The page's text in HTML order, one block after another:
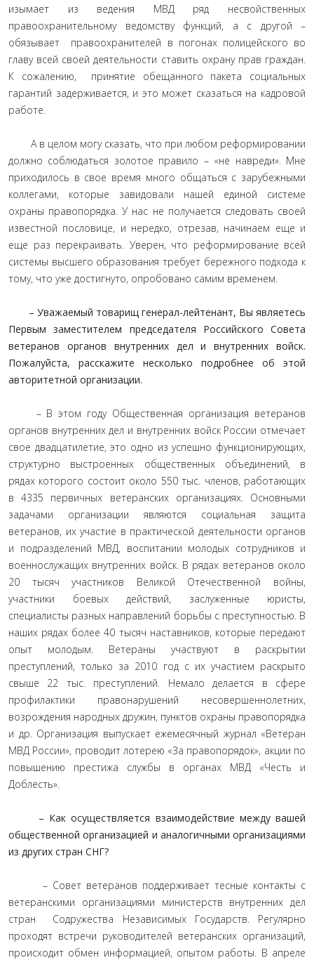
изымает из ведения МВД ряд несвойственных
правоохранительному ведомству функций, а с другой –
обязывает правоохранителей в погонах полицейского во
главу всей своей деятельности ставить охрану прав граждан.
К сожалению, принятие обещанного пакета социальных
гарантий задерживается, и это может сказаться на кадровой
работе.
А в целом могу сказать, что при любом реформировании
должно соблюдаться золотое правило – «не навреди». Мне
приходилось в свое время много общаться с зарубежными
коллегами, которые завидовали нашей единой системе
охраны правопорядка. У нас не получается следовать своей
известной пословице, и нередко, отрезав, начинаем еще и
еще раз перекраивать. Уверен, что реформирование всей
системы высшего образования требует бережного подхода к
тому, что уже достигнуто, опробовано самим временем.
– Уважаемый товарищ генерал-лейтенант, Вы являетесь
Первым заместителем председателя Российского Совета
ветеранов органов внутренних дел и внутренних войск.
Пожалуйста, расскажите несколько подробнее об этой
авторитетной организации.
– В этом году Общественная организация ветеранов
органов внутренних дел и внутренних войск России отмечает
свое двадцатилетие, это одно из успешно функционирующих,
структурно выстроенных общественных объединений, в
рядах которого состоит около 550 тыс. членов, работающих
в 4335 первичных ветеранских организациях. Основными
задачами организации являются социальная защита
ветеранов, их участие в практической деятельности органов
и подразделений МВД, воспитании молодых сотрудников и
военнослужащих внутренних войск. В рядах ветеранов около
20 тысяч участников Великой Отечественной войны,
участники боевых действий, заслуженные юристы,
специалисты разных направлений борьбы с преступностью. В
наших рядах более 40 тысяч наставников, которые передают
опыт молодым. Ветераны участвуют в раскрытии
преступлений, только за 2010 год с их участием раскрыто
свыше 22 тыс. преступлений. Немало делается в сфере
профилактики правонарушений несовершеннолетних,
возрождения народных дружин, пунктов охраны правопорядка
и др. Организация выпускает ежемесячный журнал «Ветеран
МВД России», проводит лотерею «За правопорядок», акции по
повышению престижа службы в органах МВД «Честь и
Доблесть».
– Как осуществляется взаимодействие между вашей
общественной организацией и аналогичными организациями
из других стран СНГ?
– Совет ветеранов поддерживает тесные контакты с
ветеранскими организациями министерств внутренних дел
стран Содружества Независимых Государств. Регулярно
проходят встречи руководителей ветеранских организаций,
происходит обмен информацией, опытом работы. В апреле